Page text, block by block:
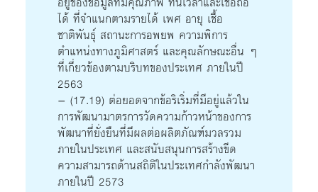
ได้ ที่จำแนกตามรายได้ เพศ อายุ เชื้อ
ชาติพันธุ์ สถานะการอพยพ ความพิการ
ตำแหน่งทางภูมิศาสตร์ และคุณลักษณะอื่น ๆ
ที่เกี่ยวข้องตามบริบทของประเทศ ภายในปี
2563
– (17.19) ต่อยอดจากข้อริเริ่มที่มีอยู่แล้วใน
การพัฒนามาตรการวัดความก้าวหน้าของการ
พัฒนาที่ยั่งยืนที่มีผลต่อผลิตภัณฑ์มวลรวม
ภายในประเทศ และสนับสนุนการสร้างขีด
ความสามารถด้านสถิติในประเทศกำลังพัฒนา
ภายในปี 2573